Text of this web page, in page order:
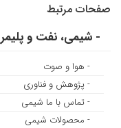
صفحات مرتبط
- شیمی‏، نفت و پلیمر
- هوا و صوت
- پژوهش و فناوری
- تماس با ما شیمی
- محصولات شیمی